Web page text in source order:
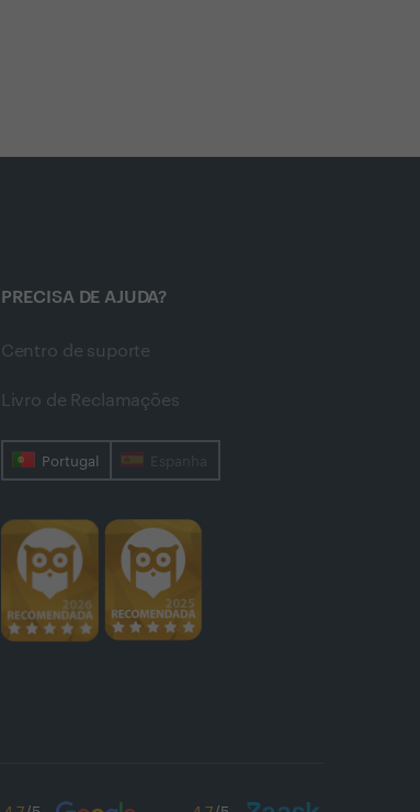
PRECISA DE AJUDA?
Centro de suporte
Livro de Reclamações
Portugal Espanha